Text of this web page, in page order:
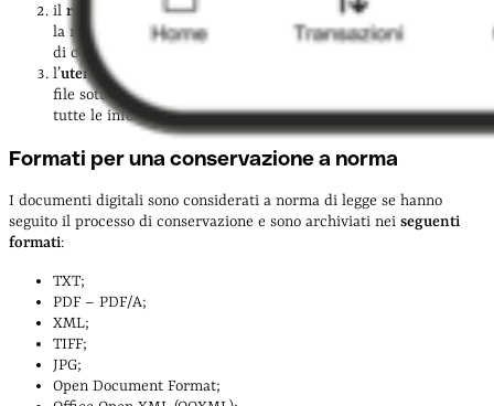
il responsabile della conservazione
: appone la firma digitale e
la marca temporale sul PdV e converte il file in un pacchetto
di conservazione;
l’utente: quando richiede di accedere al documento, riceve il
file sotto forma di pacchetto di distribuzione, che contiene
tutte le informazioni utili per consultarlo.
Formati per una conservazione a norma
I documenti digitali sono considerati a norma di legge se hanno
seguito il processo di conservazione e sono archiviati nei seguenti
formati:
TXT;
PDF – PDF/A;
XML;
TIFF;
JPG;
Open Document Format;